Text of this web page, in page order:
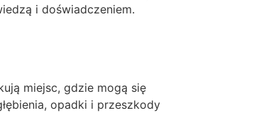
i doświadczeniem.
miejsc, gdzie mogą się
opadki i przeszkody